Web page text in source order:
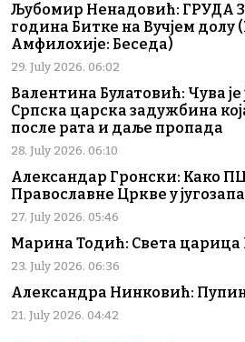
Љубомир Ненадовић: ГРУДА
година Битке на Вучјем
Амфилохије: Беседа)
29. July 2026. 06:02
Валентина Булатовић: Чува је
Српска царска задужбина
после рата и даље пропада
28. July 2026. 06:10
Александар Гронски: Како
Православне Цркве у
27. July 2026. 05:46
Марина Тодић: Света царица
23. July 2026. 06:36
Александра Нинковић:
21. July 2026. 04:42